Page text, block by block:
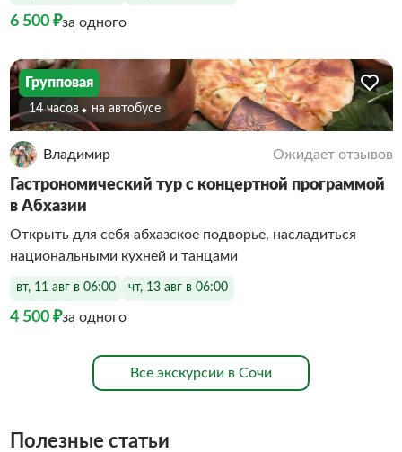
6 500 ₽за одного
Групповая
14 часов На автобусе
Владимир Ожидает отзывов
Гастрономический тур с концертной программой
в Абхазии
Открыть для себя абхазское подворье, насладиться
национальными кухней и танцами
вт, 11 авг в 06:00 чт, 13 авг в 06:00
4 500 ₽за одного
Все экскурсии в Сочи
Полезные статьи